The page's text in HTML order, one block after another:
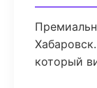
который